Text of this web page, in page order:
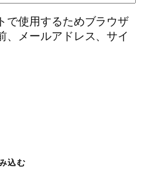
で使用するためブラウザ
、メールアドレス、サイ
込む